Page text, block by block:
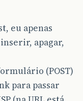
eu apenas
apagar,
(POST)
para passar